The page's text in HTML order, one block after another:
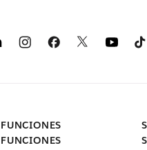
FUNCIONES
FUNCIONES